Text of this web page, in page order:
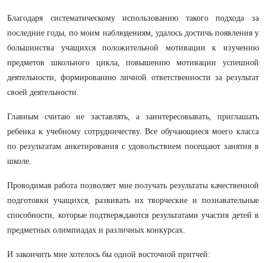
Благодаря систематическому использованию такого подхода за
последние годы, по моим наблюдениям, удалось достичь появления у
большинства учащихся положительной мотивации к изучению
предметов школьного цикла, повышению мотивации успешной
деятельности, формированию личной ответственности за результат
своей деятельности.
Главным считаю не заставлять, а заинтересовывать, приглашать
ребенка к учебному сотрудничеству. Все обучающиеся моего класса
по результатам анкетирования с удовольствием посещают занятия в
школе.
Проводимая работа позволяет мне получать результаты качественной
подготовки учащихся, развивать их творческие и познавательные
способности, которые подтверждаются результатами участия детей в
предметных олимпиадах и различных конкурсах.
И закончить мне хотелось бы одной восточной притчей: